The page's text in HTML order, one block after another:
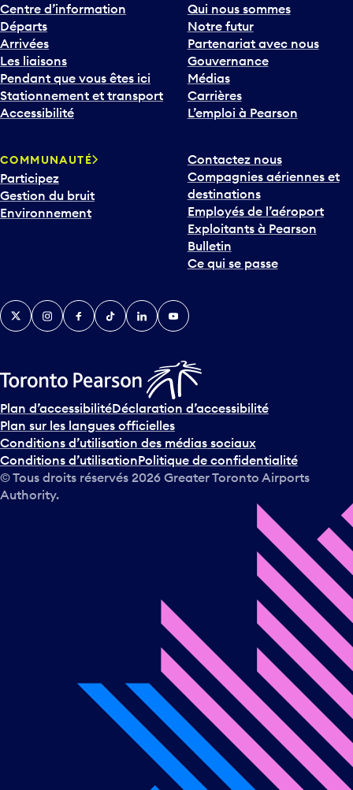
Centre d’information
Départs
Arrivées
Les liaisons
Pendant que vous êtes ici
Stationnement et transport
Accessibilité
Qui nous sommes
Notre futur
Partenariat avec nous
Gouvernance
Médias
Carrières
L’emploi à Pearson
COMMUNAUTÉ
Participez
Gestion du bruit
Environnement
Contactez nous
Compagnies aériennes et
destinations
Employés de l’aéroport
Exploitants à Pearson
Bulletin
Ce qui se passe
TwitterInstagramFacebook
TikTokLinkedInYouTube
Plan d’accessibilitéDéclaration d’accessibilité
Plan sur les langues officielles
Conditions d’utilisation des médias sociaux
Conditions d’utilisationPolitique de confidentialité
© Tous droits réservés 2026 Greater Toronto Airports
Authority.